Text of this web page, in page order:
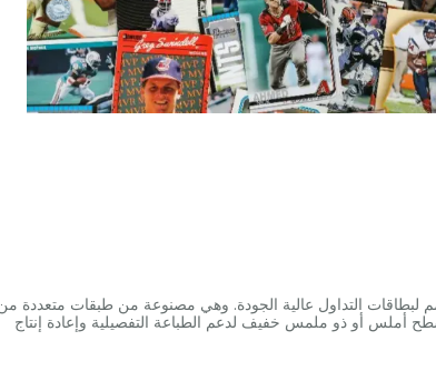
لبطاقات التداول عالية الجودة. وهي مصنوعة من طبقات متعددة
أملس أو ذو ملمس خفيف لدعم الطباعة التفصيلية وإعادة إنتاج